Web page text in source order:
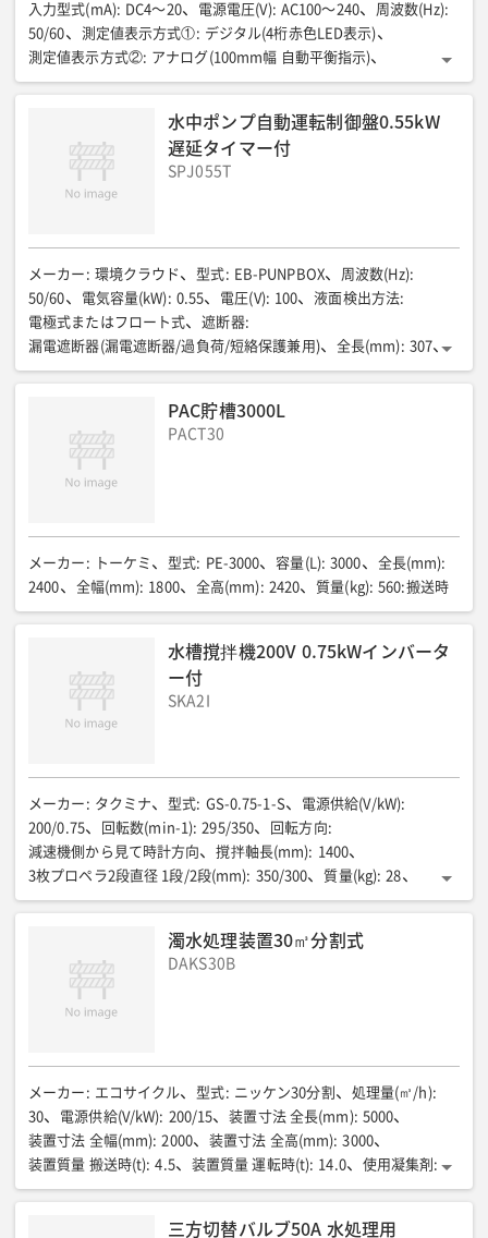
全高(mm): 144 パネルカット 全長(mm): 138
パネルカット 全高(mm): 138 調節接点: 上下限2接点
接点容量(V/A): AC250/3 抵抗負荷
入力型式(mA): DC4〜20 電源電圧(V): AC100〜240 周波数(Hz):
50/60
測定値表示方式①: デジタル(4桁赤色LED表示)
測定値表示方式②: アナログ(100mm幅 自動平衡指示)
ペン記録方式: 赤色フェルトペン 記録紙送り速度(mm/h):
有効記録幅100mm/全長12m/折畳み紙ピッチ40mm
データ保存形式
CSVファイル出力 データ保存
microSDカード保存(本体にカードスロット搭載)
データ記録周期
周囲温度(℃): 0〜45 相対湿度(%): 85以下 消費電力(VA):
16以下
質量(kg): 約1.7 全長(mm): 144 全幅(mm): 150
全高(mm): 144 パネルカット 全長(mm):
138
パネルカット 全高(mm): 138 調節接点
接点容量(V/A): AC250/3 抵抗負荷
水中ポンプ自動運転制御盤0.55kW
遅延タイマー付
SPJ055T
メーカー : 環境クラウド 型式: EB-PUNPBOX 周波数(Hz):
50/60
電気容量(kW): 0.55 電圧(V): 100 液面検出方法:
電極式またはフロート式
遮断器:
漏電遮断器(漏電遮断器/過負荷/短絡保護兼用)
全長(mm): 307
全幅(mm): 164 全高(mm): 320
PAC貯槽3000L
PACT30
メーカー : トーケミ 型式: PE-3000 容量(L): 3000 全長(mm):
2400
全幅(mm): 1800 全高(mm): 2420 質量(kg): 560:搬送時
水槽撹拌機200V 0.75kWインバータ
ー付
SKA2I
メーカー : タクミナ 型式: GS-0.75-1-S 電源供給(V/kW):
200/0.75
回転数(min-1): 295/350 回転方向:
減速機側から見て時計方向
撹拌軸長(mm): 1400
3枚プロペラ2段直径 1段/2段(mm): 350/300 質量(kg): 28
設置水槽目安(㎥): 5.0
濁水処理装置30㎥分割式
DAKS30B
メーカー : エコサイクル 型式: ニッケン30分割 処理量(㎥/h):
30
電源供給(V/kW): 200/15 装置寸法 全長(mm): 5000
装置寸法 全幅(mm): 2000 装置寸法 全高(mm): 3000
装置質量 搬送時(t): 4.5 装置質量 運転時(t): 14.0 使用凝集剤 :
PAC・高分子
ユニットA 全長(mm): 2050
三方切替バルブ50A 水処理用